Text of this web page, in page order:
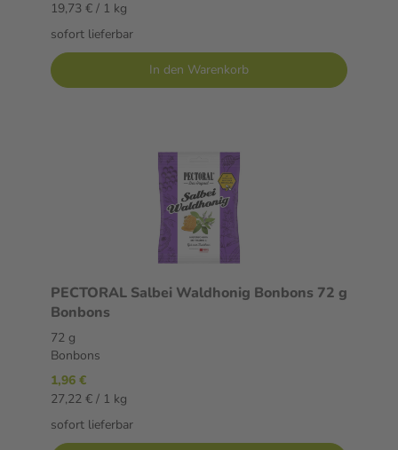
19,73 € / 1 kg
sofort lieferbar
In den Warenkorb
PECTORAL Salbei Waldhonig Bonbons 72 g
Bonbons
72 g
Bonbons
1,96 €
27,22 € / 1 kg
sofort lieferbar